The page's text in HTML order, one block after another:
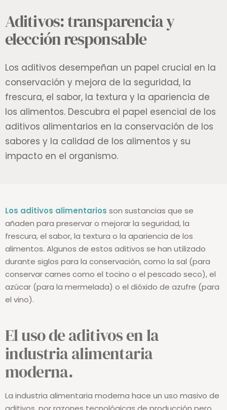
Aditivos: transparencia y
elección responsable
Los aditivos desempeñan un papel crucial en la
conservación y mejora de la seguridad, la
frescura, el sabor, la textura y la apariencia de
los alimentos. Descubra el papel esencial de los
aditivos alimentarios en la conservación de los
sabores y la calidad de los alimentos y su
impacto en el organismo.
Los aditivos alimentarios son sustancias que se
añaden para preservar o mejorar la seguridad, la
frescura, el sabor, la textura o la apariencia de los
alimentos. Algunos de estos aditivos se han utilizado
durante siglos para la conservación, como la sal (para
conservar carnes como el tocino o el pescado seco), el
azúcar (para la mermelada) o el dióxido de azufre (para
el vino).
El uso de aditivos en la
industria alimentaria
moderna.
La industria alimentaria moderna hace un uso masivo de